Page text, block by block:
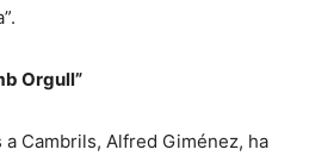
Orgull”
Cambrils, Alfred Giménez, ha